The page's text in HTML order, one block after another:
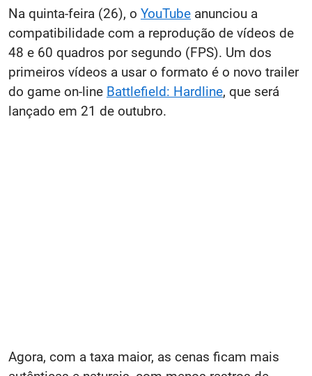
Na quinta-feira (26), o YouTube anunciou a
compatibilidade com a reprodução de vídeos de
48 e 60 quadros por segundo (FPS). Um dos
primeiros vídeos a usar o formato é o novo trailer
do game on-line Battlefield: Hardline, que será
lançado em 21 de outubro.
Agora, com a taxa maior, as cenas ficam mais